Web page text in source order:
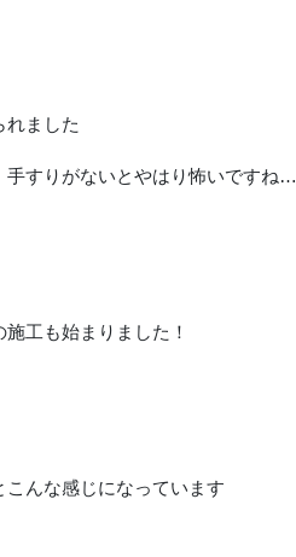
れました
手すりがないとやはり怖いですね…
工も始まりました！
んな感じになっています